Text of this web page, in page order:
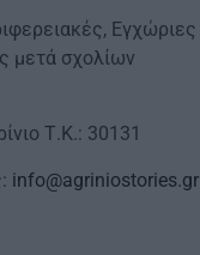
Εγχώριες
μετά σχολίων
Τ.Κ.: 30131
info@agriniostories.gr